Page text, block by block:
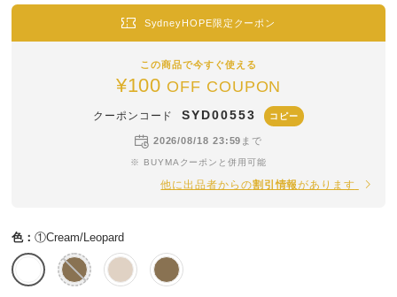
SydneyHOPE限定クーポン
この商品で今すぐ使える
¥100 OFF COUPON
クーポンコード SYD00553 コピー
2026/08/18 23:59 まで
※ BUYMAクーポンと併用可能
他に出品者からの割引情報があります
色： ①Cream/Leopard